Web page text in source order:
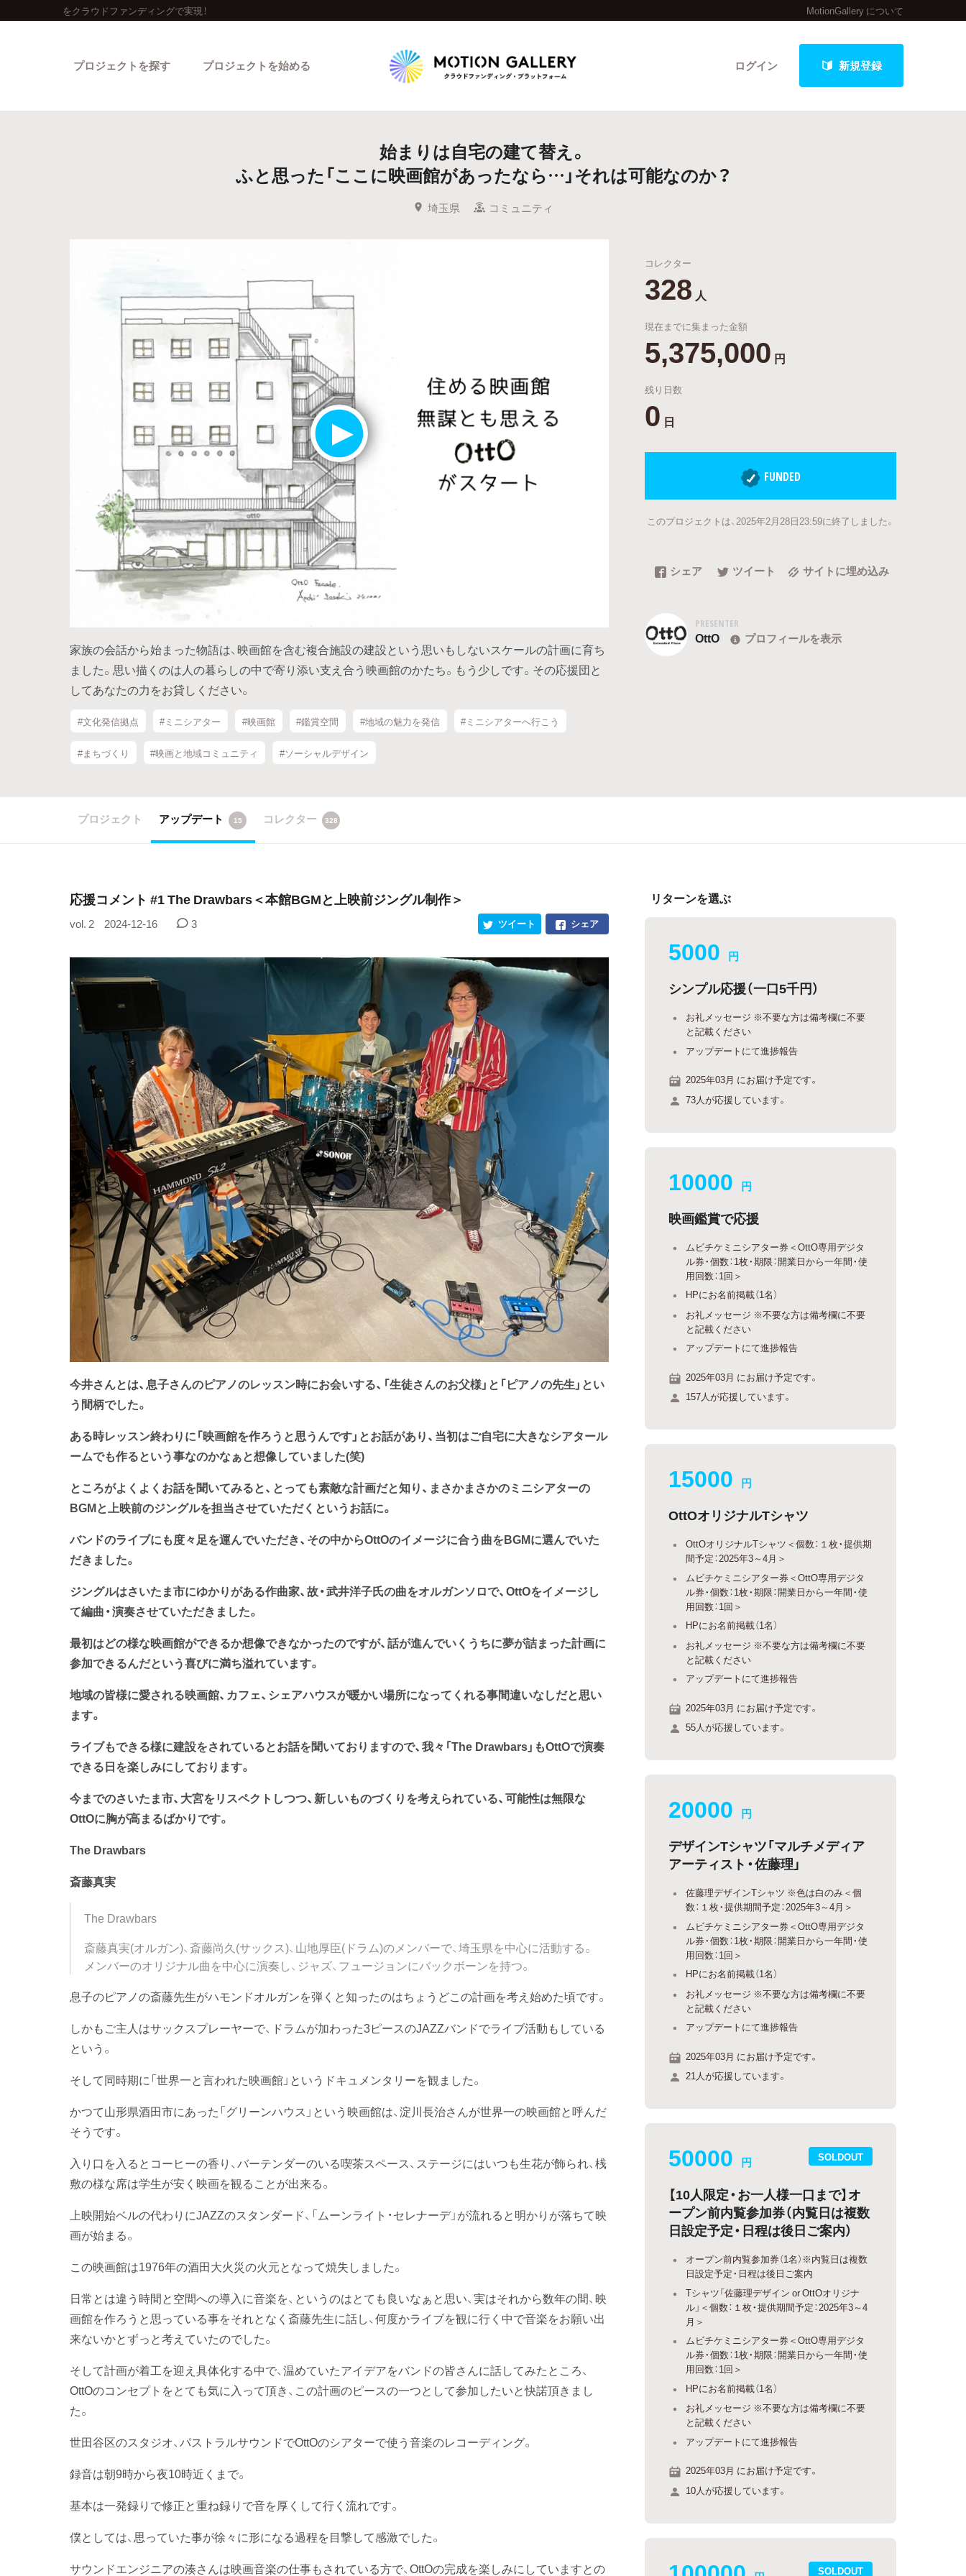
をクラウドファンディングで実現！ MotionGallery について
ログイン 新規登録
プロジェクトを探す
人気のプロジェクト 新着プロジェクト 終了間近のプロジェクト
Feature
プロジェクトを始める
始まりは自宅の建て替え。
ふと思った「ここに映画館があったなら…」それは可能なのか？
埼玉県 コミュニティ
家族の会話から始まった物語は、映画館を含む複合施設の建設という思いもしないスケールの計画に育ち
ました。思い描くのは人の暮らしの中で寄り添い支え合う映画館のかたち。もう少しです。その応援団と
してあなたの力をお貸しください。
#文化発信拠点 #ミニシアター #映画館 #鑑賞空間 #地域の魅力を発信 #ミニシアターへ行こう
#まちづくり #映画と地域コミュニティ #ソーシャルデザイン
コレクター
328 人
現在までに集まった金額
5,375,000 円
残り日数
0 日
FUNDED
このプロジェクトは、2025年2月28日23:59に終了しました。
シェア ツイート サイトに埋め込み
PRESENTER
OttO プロフィールを表示
プロジェクト アップデート 15 コレクター 328
応援コメント #1 The Drawbars＜本館BGMと上映前ジングル制作＞
vol. 2 2024-12-16 3 シェア
ツイート
今井さんとは、息子さんのピアノのレッスン時にお会いする、「生徒さんのお父様」と「ピアノの先生」とい
う間柄でした。
ある時レッスン終わりに「映画館を作ろうと思うんです」とお話があり、当初はご自宅に大きなシアタール
ームでも作るという事なのかなぁと想像していました(笑)
ところがよくよくお話を聞いてみると、とっても素敵な計画だと知り、まさかまさかのミニシアターの
BGMと上映前のジングルを担当させていただくというお話に。
バンドのライブにも度々足を運んでいただき、その中からOttOのイメージに合う曲をBGMに選んでいた
だきました。
ジングルはさいたま市にゆかりがある作曲家、故・武井洋子氏の曲をオルガンソロで、OttOをイメージし
て編曲・演奏させていただきました。
最初はどの様な映画館ができるか想像できなかったのですが、話が進んでいくうちに夢が詰まった計画に
参加できるんだという喜びに満ち溢れています。
地域の皆様に愛される映画館、カフェ、シェアハウスが暖かい場所になってくれる事間違いなしだと思い
ます。
ライブもできる様に建設をされているとお話を聞いておりますので、我々「The Drawbars」もOttOで演奏
できる日を楽しみにしております。
今までのさいたま市、大宮をリスペクトしつつ、新しいものづくりを考えられている、可能性は無限な
OttOに胸が高まるばかりです。
The Drawbars
斎藤真実
The Drawbars
斎藤真実(オルガン)、斎藤尚久(サックス)、山地厚臣(ドラム)のメンバーで、埼玉県を中心に活動する。
メンバーのオリジナル曲を中心に演奏し、ジャズ、フュージョンにバックボーンを持つ。
息子のピアノの斎藤先生がハモンドオルガンを弾くと知ったのはちょうどこの計画を考え始めた頃です。
しかもご主人はサックスプレーヤーで、ドラムが加わった3ピースのJAZZバンドでライブ活動もしている
という。
そして同時期に「世界一と言われた映画館」というドキュメンタリーを観ました。
かつて山形県酒田市にあった「グリーンハウス」という映画館は、淀川長治さんが世界一の映画館と呼んだ
そうです。
入り口を入るとコーヒーの香り、バーテンダーのいる喫茶スペース、ステージにはいつも生花が飾られ、桟
敷の様な席は学生が安く映画を観ることが出来る。
上映開始ベルの代わりにJAZZのスタンダード、「ムーンライト・セレナーデ」が流れると明かりが落ちて映
画が始まる。
この映画館は1976年の酒田大火災の火元となって焼失しました。
日常とは違う時間と空間への導入に音楽を、というのはとても良いなぁと思い、実はそれから数年の間、映
画館を作ろうと思っている事をそれとなく斎藤先生に話し、何度かライブを観に行く中で音楽をお願い出
来ないかとずっと考えていたのでした。
そして計画が着工を迎え具体化する中で、温めていたアイデアをバンドの皆さんに話してみたところ、
OttOのコンセプトをとても気に入って頂き、この計画のピースの一つとして参加したいと快諾頂きまし
た。
世田谷区のスタジオ、パストラルサウンドでOttOのシアターで使う音楽のレコーディング。
録音は朝9時から夜10時近くまで。
基本は一発録りで修正と重ね録りで音を厚くして行く流れです。
僕としては、思っていた事が徐々に形になる過程を目撃して感激でした。
サウンドエンジニアの湊さんは映画音楽の仕事もされている方で、OttOの完成を楽しみにしていますとの
リターンを選ぶ
5000 円
シンプル応援（一口5千円）
お礼メッセージ ※不要な方は備考欄に不要
と記載ください
アップデートにて進捗報告
2025年03月 にお届け予定です。
73人が応援しています。
10000 円
映画鑑賞で応援
ムビチケミニシアター券＜OttO専用デジタ
ル券・個数：1枚・期限：開業日から一年間・使
用回数：1回＞
HPにお名前掲載（1名）
お礼メッセージ ※不要な方は備考欄に不要
と記載ください
アップデートにて進捗報告
2025年03月 にお届け予定です。
157人が応援しています。
15000 円
OttOオリジナルTシャツ
OttOオリジナルTシャツ＜個数：１枚・提供期
間予定：2025年3～4月＞
ムビチケミニシアター券＜OttO専用デジタ
ル券・個数：1枚・期限：開業日から一年間・使
用回数：1回＞
HPにお名前掲載（1名）
お礼メッセージ ※不要な方は備考欄に不要
と記載ください
アップデートにて進捗報告
2025年03月 にお届け予定です。
55人が応援しています。
20000 円
デザインTシャツ「マルチメディア
アーティスト・佐藤理」
佐藤理デザインTシャツ ※色は白のみ＜個
数：１枚・提供期間予定：2025年3～4月＞
ムビチケミニシアター券＜OttO専用デジタ
ル券・個数：1枚・期限：開業日から一年間・使
用回数：1回＞
HPにお名前掲載（1名）
お礼メッセージ ※不要な方は備考欄に不要
と記載ください
アップデートにて進捗報告
2025年03月 にお届け予定です。
21人が応援しています。
SOLDOUT
50000 円
【10人限定・お一人様一口まで】オ
ープン前内覧参加券（内覧日は複数
日設定予定・日程は後日ご案内）
オープン前内覧参加券（1名）※内覧日は複数
日設定予定・日程は後日ご案内
Tシャツ「佐藤理デザイン or OttOオリジナ
ル」＜個数：１枚・提供期間予定：2025年3～4
月＞
ムビチケミニシアター券＜OttO専用デジタ
ル券・個数：1枚・期限：開業日から一年間・使
用回数：1回＞
HPにお名前掲載（1名）
お礼メッセージ ※不要な方は備考欄に不要
と記載ください
アップデートにて進捗報告
2025年03月 にお届け予定です。
10人が応援しています。
SOLDOUT